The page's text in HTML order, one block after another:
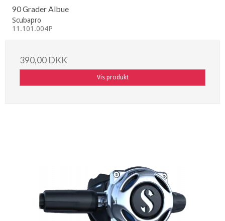
90 Grader Albue
Scubapro
11.101.004P
390,00 DKK
Vis produkt